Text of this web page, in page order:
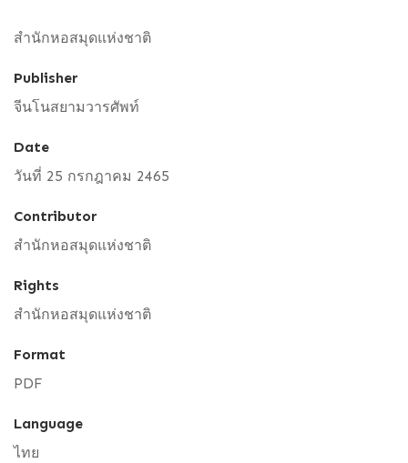
สำนักหอสมุดแห่งชาติ
Publisher
จีนโนสยามวารศัพท์
Date
วันที่ 25 กรกฎาคม 2465
Contributor
สำนักหอสมุดแห่งชาติ
Rights
สำนักหอสมุดแห่งชาติ
Format
PDF
Language
ไทย